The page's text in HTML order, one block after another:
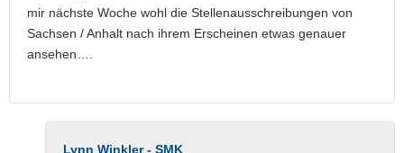
mir nächste Woche wohl die Stellenausschreibungen von
Sachsen / Anhalt nach ihrem Erscheinen etwas genauer
ansehen….
Lynn Winkler - SMK